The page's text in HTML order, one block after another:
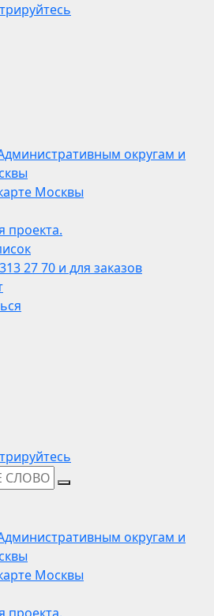
округам и
Москвы
проекта.
27 70 и для заказов
округам и
Москвы